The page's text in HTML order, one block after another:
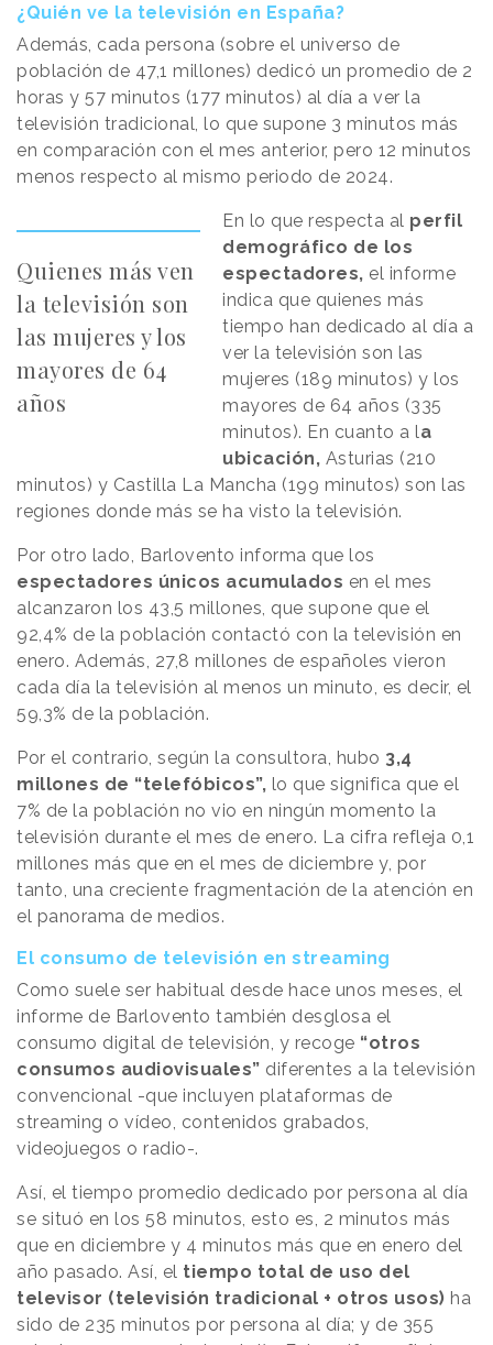
¿Quién ve la televisión en España?
Además, cada persona (sobre el universo de
población de 47,1 millones) dedicó un promedio de 2
horas y 57 minutos (177 minutos) al día a ver la
televisión tradicional, lo que supone 3 minutos más
en comparación con el mes anterior, pero 12 minutos
menos respecto al mismo periodo de 2024.
Quienes más ven
la televisión son
las mujeres y los
mayores de 64
años
En lo que respecta al perfil
demográfico de los
espectadores, el informe
indica que quienes más
tiempo han dedicado al día a
ver la televisión son las
mujeres (189 minutos) y los
mayores de 64 años (335
minutos). En cuanto a l a
ubicación, Asturias (210
minutos) y Castilla La Mancha (199 minutos) son las
regiones donde más se ha visto la televisión.
Por otro lado, Barlovento informa que los
espectadores únicos acumulados en el mes
alcanzaron los 43,5 millones, que supone que el
92,4% de la población contactó con la televisión en
enero. Además, 27,8 millones de españoles vieron
cada día la televisión al menos un minuto, es decir, el
59,3% de la población.
Por el contrario, según la consultora, hubo 3,4
millones de “telefóbicos”, lo que significa que el
7% de la población no vio en ningún momento la
televisión durante el mes de enero. La cifra refleja 0,1
millones más que en el mes de diciembre y, por
tanto, una creciente fragmentación de la atención en
el panorama de medios.
El consumo de televisión en streaming
Como suele ser habitual desde hace unos meses, el
informe de Barlovento también desglosa el
consumo digital de televisión, y recoge “otros
consumos audiovisuales” diferentes a la televisión
convencional -que incluyen plataformas de
streaming o vídeo, contenidos grabados,
videojuegos o radio-.
Así, el tiempo promedio dedicado por persona al día
se situó en los 58 minutos, esto es, 2 minutos más
que en diciembre y 4 minutos más que en enero del
año pasado. Así, el tiempo total de uso del
televisor (televisión tradicional + otros usos) ha
sido de 235 minutos por persona al día; y de 355